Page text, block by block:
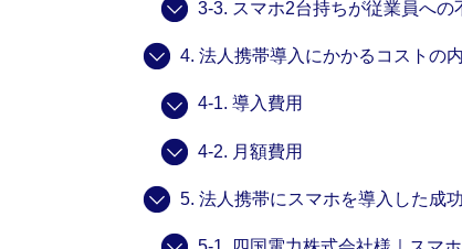
3-3. スマホ2台持ちが従業員への
4. 法人携帯導入にかかるコストの
4-1. 導入費用
4-2. 月額費用
5. 法人携帯にスマホを導入した成